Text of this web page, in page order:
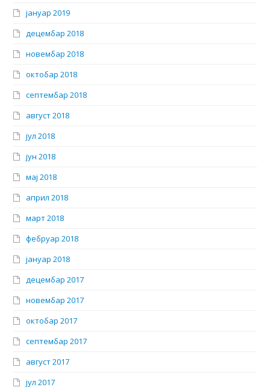
јануар 2019
децембар 2018
новембар 2018
октобар 2018
септембар 2018
август 2018
јул 2018
јун 2018
мај 2018
април 2018
март 2018
фебруар 2018
јануар 2018
децембар 2017
новембар 2017
октобар 2017
септембар 2017
август 2017
јул 2017